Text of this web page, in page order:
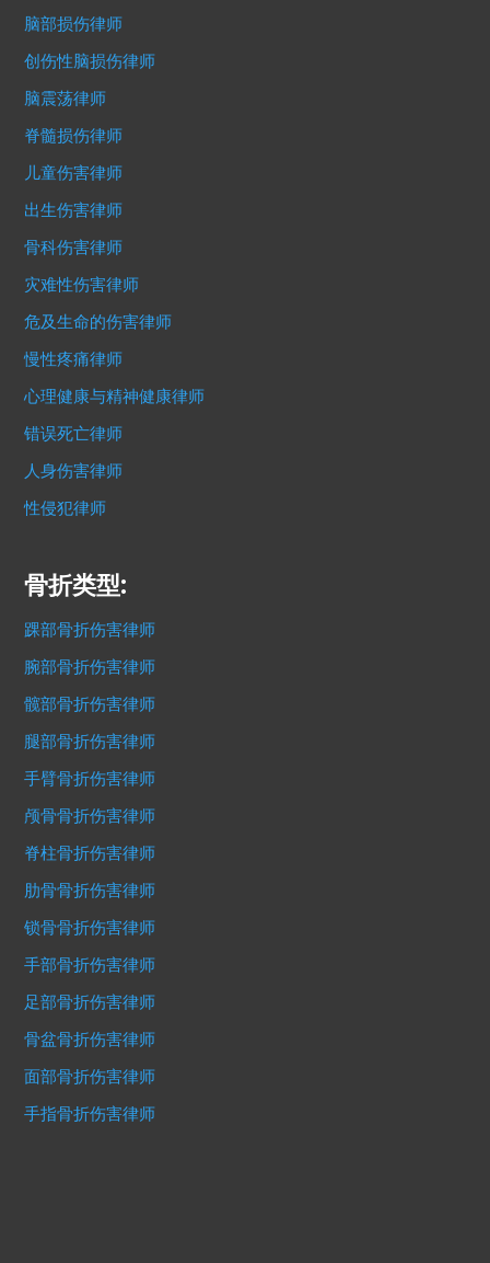
脑部损伤律师
创伤性脑损伤律师
脑震荡律师
脊髓损伤律师
儿童伤害律师
出生伤害律师
骨科伤害律师
灾难性伤害律师
危及生命的伤害律师
慢性疼痛律师
心理健康与精神健康律师
错误死亡律师
人身伤害律师
性侵犯律师
骨折类型:
踝部骨折伤害律师
腕部骨折伤害律师
髋部骨折伤害律师
腿部骨折伤害律师
手臂骨折伤害律师
颅骨骨折伤害律师
脊柱骨折伤害律师
肋骨骨折伤害律师
锁骨骨折伤害律师
手部骨折伤害律师
足部骨折伤害律师
骨盆骨折伤害律师
面部骨折伤害律师
手指骨折伤害律师